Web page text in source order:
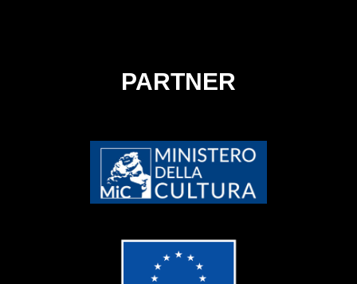
PARTNER